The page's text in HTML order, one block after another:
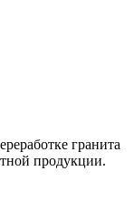
гранита
продукции.